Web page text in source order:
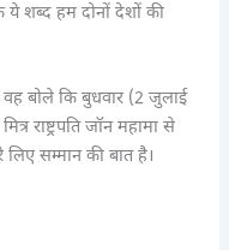
शब्द हम दोनों देशों की
बोले कि बुधवार (2 जुलाई
राष्ट्रपति जॉन महामा से
लिए सम्मान की बात है।